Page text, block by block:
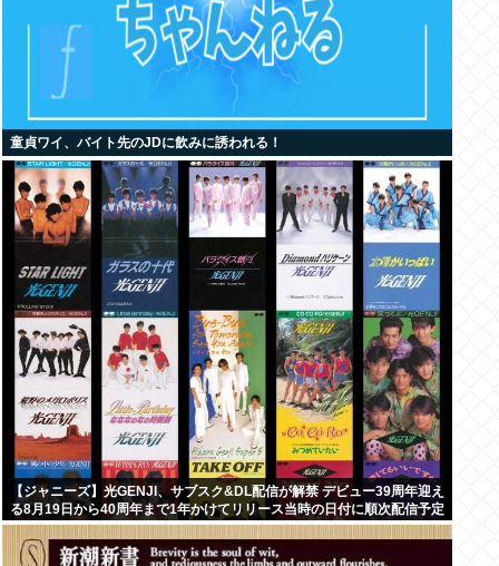
童貞ワイ、バイト先のJDに飲みに誘われる！
【ジャニーズ】光GENJI、サブスク&DL配信が解禁 デビュー39周年迎え
る8月19日から40周年まで1年かけてリリース当時の日付に順次配信予定